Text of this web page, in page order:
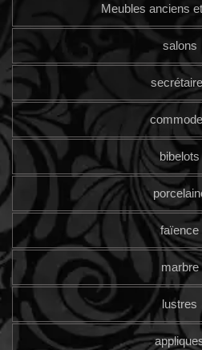
Meubles anciens
salons
bibelots
faïence
marbre
lustres